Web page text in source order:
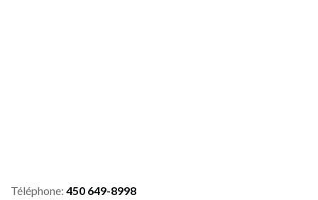
Téléphone: 450 649-8998